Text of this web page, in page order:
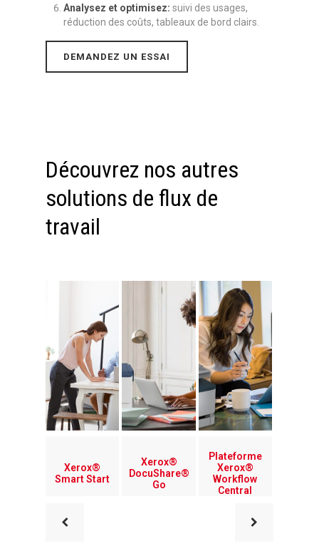
Analysez et optimisez: suivi des usages,
réduction des coûts, tableaux de bord clairs.
DEMANDEZ UN ESSAI
Découvrez nos autres
solutions de flux de
travail
Xerox®
Smart Start
Xerox®
DocuShare®
Go
Plateforme
Xerox®
Workflow
Central